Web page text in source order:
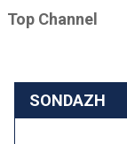
Top Channel
SONDAZH